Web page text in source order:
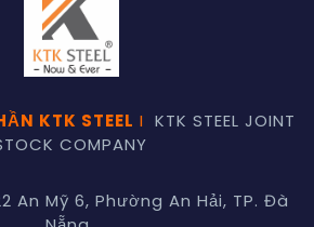
KTK STEEL I KTK STEEL JOINT
COMPANY
An Mỹ 6, Phường An Hải, TP. Đà